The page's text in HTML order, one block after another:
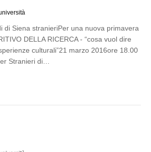
di Siena stranieriPer una nuova primavera
DELLA RICERCA - “cosa vuol dire
culturali”21 marzo 2016ore 18.00
Stranieri di…